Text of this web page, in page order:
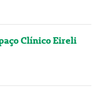
Clínico Eireli